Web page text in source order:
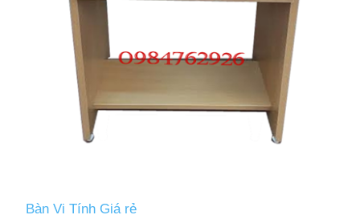
Bàn Vi Tính Giá rẻ